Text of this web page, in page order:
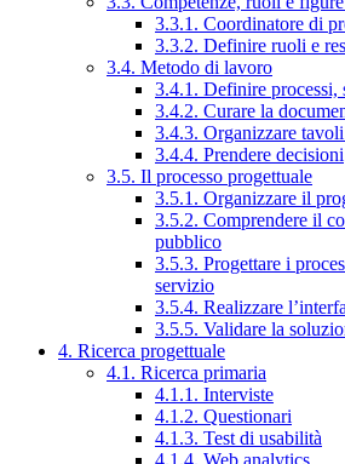
3.3.1. Coordinatore di
3.3.2. Definire ruoli e
3.4. Metodo di lavoro
3.4.1. Definire processi,
3.4.2. Curare la
3.4.3. Organizzare
3.4.4. Prendere decisioni
3.5. Il processo progettuale
3.5.1. Organizzare il
3.5.2. Comprendere il
pubblico
3.5.3. Progettare i
servizio
3.5.4. Realizzare
3.5.5. Validare la
4. Ricerca progettuale
4.1. Ricerca primaria
4.1.1. Interviste
4.1.2. Questionari
4.1.3. Test di usabilità
4.1.4. Web analytics